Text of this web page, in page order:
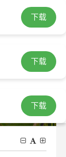
下载
下载
下载
繁